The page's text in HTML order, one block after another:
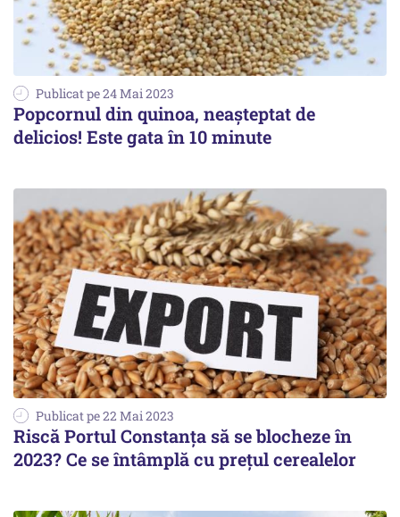
Publicat pe 24 Mai 2023
Popcornul din quinoa, neașteptat de
delicios! Este gata în 10 minute
Publicat pe 22 Mai 2023
Riscă Portul Constanța să se blocheze în
2023? Ce se întâmplă cu preţul cerealelor